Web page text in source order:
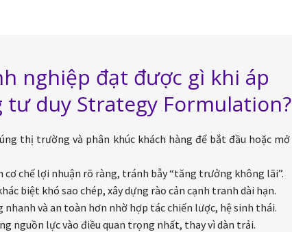
nghiệp đạt được gì khi áp
tư duy Strategy Formulation?
thị trường và phân khúc khách hàng để bắt đầu hoặc mở
cơ chế lợi nhuận rõ ràng, tránh bẫy “tăng trưởng không lãi”.
biệt khó sao chép, xây dựng rào cản cạnh tranh dài hạn.
nhanh và an toàn hơn nhờ hợp tác chiến lược, hệ sinh thái.
nguồn lực vào điều quan trọng nhất, thay vì dàn trải.